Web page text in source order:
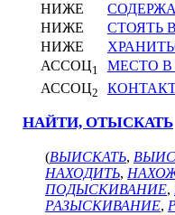
НИЖЕ
НИЖЕ
СТОЯТЬ
НИЖЕ
АССОЦ1
МЕСТО В
АССОЦ2
НАЙТИ, ОТЫСКАТЬ
(ВЫИСКАТЬ,
НАХОДИТЬ,
ПОДЫСКИВАНИЕ,
РАЗЫСКИВАНИЕ,